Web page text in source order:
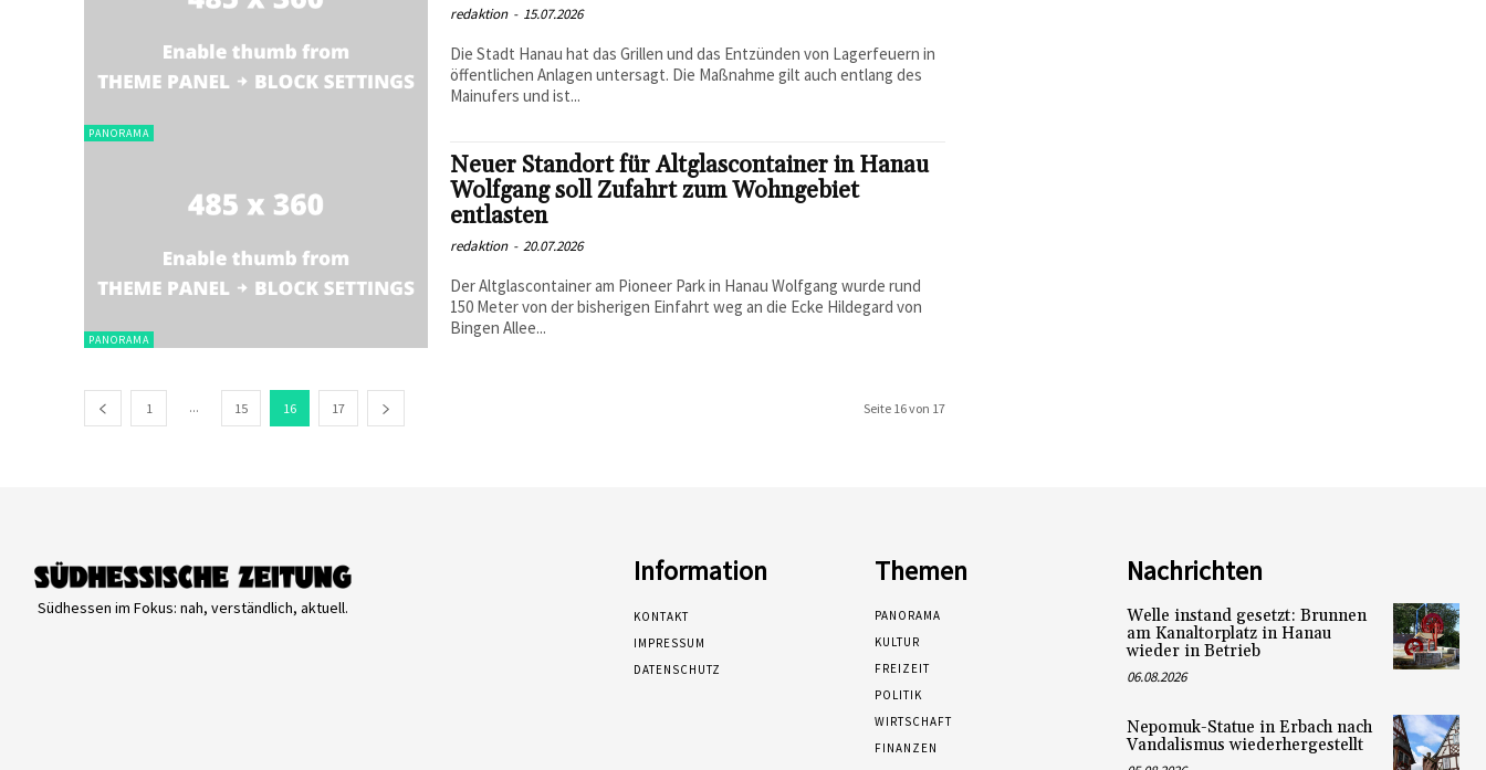
PANORAMA
redaktion - 15.07.2026
Die Stadt Hanau hat das Grillen und das Entzünden von Lagerfeuern in
öffentlichen Anlagen untersagt. Die Maßnahme gilt auch entlang des
Mainufers und ist...
PANORAMA
Neuer Standort für Altglascontainer in Hanau
Wolfgang soll Zufahrt zum Wohngebiet
entlasten
redaktion - 20.07.2026
Der Altglascontainer am Pioneer Park in Hanau Wolfgang wurde rund
150 Meter von der bisherigen Einfahrt weg an die Ecke Hildegard von
Bingen Allee...
1 ... 15 16 17 Seite 16 von 17
Südhessen im Fokus: nah, verständlich, aktuell.
Information
KONTAKT
IMPRESSUM
DATENSCHUTZ
Themen
PANORAMA
KULTUR
FREIZEIT
POLITIK
WIRTSCHAFT
FINANZEN
Nachrichten
Welle instand gesetzt: Brunnen
am Kanaltorplatz in Hanau
wieder in Betrieb
06.08.2026
Nepomuk-Statue in Erbach nach
Vandalismus wiederhergestellt